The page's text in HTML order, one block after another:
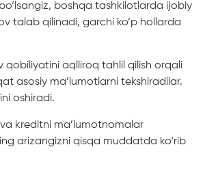
boshqa tashkilotlarda ijobiy
talab qilinadi, garchi ko‘p hollarda
qobiliyatini aqlliroq tahlil qilish orqali
asosiy ma’lumotlarni tekshiradilar.
oshiradi.
kreditni ma’lumotnomalar
arizangizni qisqa muddatda ko‘rib